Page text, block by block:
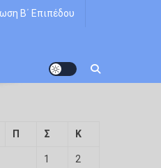
Β΄ Επιπέδου
Π Σ Κ
1 2